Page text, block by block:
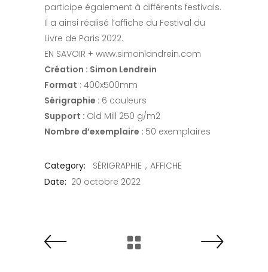
participe également à différents festivals.
Il a ainsi réalisé l’affiche du Festival du
Livre de Paris 2022.
EN SAVOIR + www.simonlandrein.com
Création : Simon Lendrein
Format : 400x500mm
Sérigraphie : 6 couleurs
Support : Old Mill 250 g/m2
Nombre d’exemplaire : 50 exemplaires
Category: SÉRIGRAPHIE
AFFICHE
Date: 20 octobre 2022